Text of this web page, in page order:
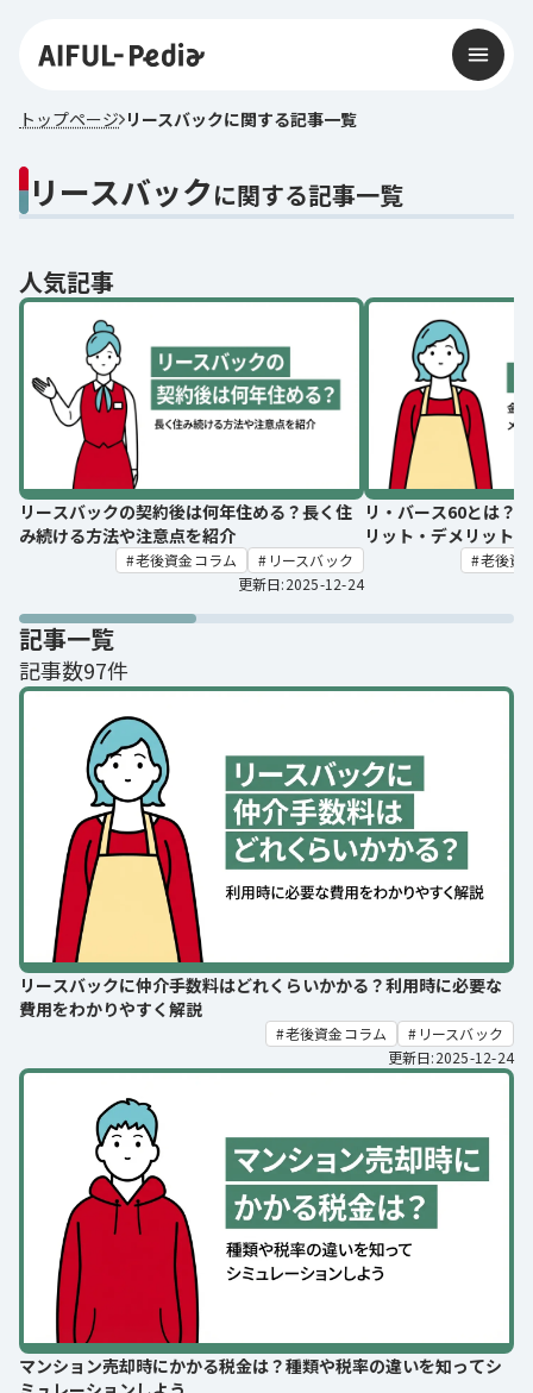
トップページ リースバックに関する記事一覧
リースバックに関する記事一覧
人気記事
リースバックの契約後は何年住める？長く住
み続ける方法や注意点を紹介
老後資金コラム
リースバック
更新日:2025-12-24
リ・バース60とは？
リット・デメリット
老後資
記事一覧
記事数97件
リースバックに仲介手数料はどれくらいかかる？利用時に必要な
費用をわかりやすく解説
老後資金コラム
リースバック
更新日:2025-12-24
マンション売却時にかかる税金は？種類や税率の違いを知ってシ